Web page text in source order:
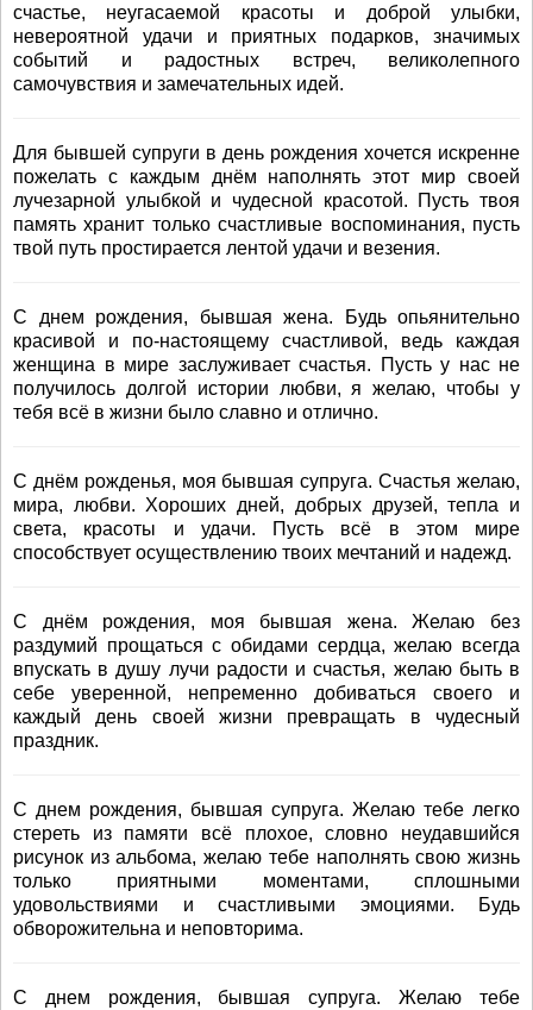
счастье, неугасаемой красоты и доброй улыбки,
невероятной удачи и приятных подарков, значимых
событий и радостных встреч, великолепного
самочувствия и замечательных идей.
Для бывшей супруги в день рождения хочется искренне
пожелать с каждым днём наполнять этот мир своей
лучезарной улыбкой и чудесной красотой. Пусть твоя
память хранит только счастливые воспоминания, пусть
твой путь простирается лентой удачи и везения.
С днем рождения, бывшая жена. Будь опьянительно
красивой и по-настоящему счастливой, ведь каждая
женщина в мире заслуживает счастья. Пусть у нас не
получилось долгой истории любви, я желаю, чтобы у
тебя всё в жизни было славно и отлично.
С днём рожденья, моя бывшая супруга. Счастья желаю,
мира, любви. Хороших дней, добрых друзей, тепла и
света, красоты и удачи. Пусть всё в этом мире
способствует осуществлению твоих мечтаний и надежд.
С днём рождения, моя бывшая жена. Желаю без
раздумий прощаться с обидами сердца, желаю всегда
впускать в душу лучи радости и счастья, желаю быть в
себе уверенной, непременно добиваться своего и
каждый день своей жизни превращать в чудесный
праздник.
С днем рождения, бывшая супруга. Желаю тебе легко
стереть из памяти всё плохое, словно неудавшийся
рисунок из альбома, желаю тебе наполнять свою жизнь
только приятными моментами, сплошными
удовольствиями и счастливыми эмоциями. Будь
обворожительна и неповторима.
С днем рождения, бывшая супруга. Желаю тебе